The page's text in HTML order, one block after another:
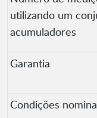
utilizando um
acumuladores
Garantia
Condições